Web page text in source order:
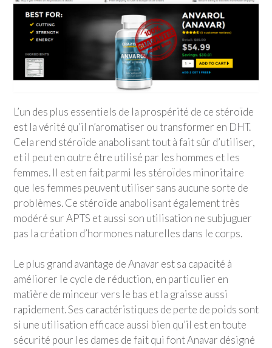
L’un des plus essentiels de la prospérité de ce stéroïde
est la vérité qu’il n’aromatiser ou transformer en DHT.
Cela rend stéroïde anabolisant tout à fait sûr d’utiliser,
et il peut en outre être utilisé par les hommes et les
femmes. Il est en fait parmi les stéroïdes minoritaire
que les femmes peuvent utiliser sans aucune sorte de
problèmes. Ce stéroïde anabolisant également très
modéré sur APTS et aussi son utilisation ne subjuguer
pas la création d’hormones naturelles dans le corps.
Le plus grand avantage de Anavar est sa capacité à
améliorer le cycle de réduction, en particulier en
matière de minceur vers le bas et la graisse aussi
rapidement. Ses caractéristiques de perte de poids sont
si une utilisation efficace aussi bien qu’il est en toute
sécurité pour les dames de fait qui font Anavar désigné